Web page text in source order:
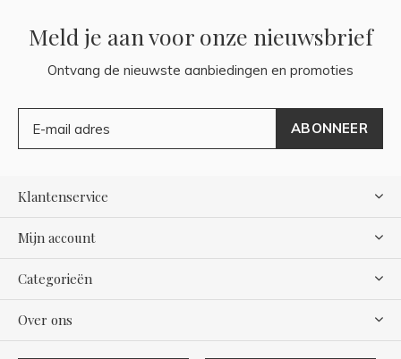
Meld je aan voor onze nieuwsbrief
Ontvang de nieuwste aanbiedingen en promoties
ABONNEER
Klantenservice
Mijn account
Categorieën
Over ons